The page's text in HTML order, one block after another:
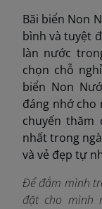
Bãi biển Non
bình và tuyệt
làn nước
chọn chỗ
biển Non
đáng nhớ cho
chuyến thăm
nhất trong
và vẻ đẹp tự
Để đắm mình
đặt cho mình